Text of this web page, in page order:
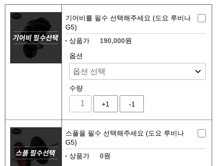
기어비를 필수 선택해주세요 (도요 루비나
G5)
상품가
190,000원
옵션
수량
+1 -1
스풀을 필수 선택해주세요 (도요 루비나
G5)
상품가
0원